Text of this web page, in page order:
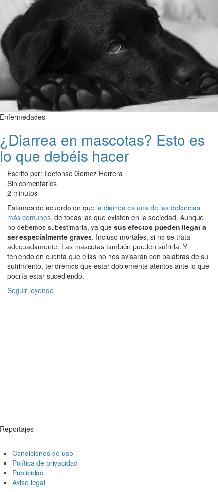
Enfermedades
¿Diarrea en mascotas? Esto es
lo que debéis hacer
Escrito por: Ildefonso Gómez Herrera
Sin comentarios
2 minutos
Estamos de acuerdo en que la diarrea es una de las dolencias
más comunes, de todas las que existen en la sociedad. Aunque
no debemos subestimarla, ya que sus efectos pueden llegar a
ser especialmente graves. Incluso mortales, si no se trata
adecuadamente. Las mascotas también pueden sufrirla. Y
teniendo en cuenta que ellas no nos avisarán con palabras de su
sufrimiento, tendremos que estar doblemente atentos ante lo que
podría estar sucediendo.
Seguir leyendo
Reportajes
Condiciones de uso
Política de privacidad
Publicidad
Aviso legal